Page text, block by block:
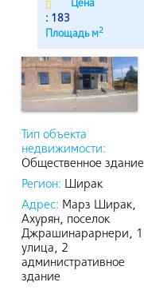
Цена
Площадь м2
: 183
Тип объекта
недвижимости:
Общественное здание
Регион: Ширак
Адрес: Марз Ширак,
Ахурян, поселок
Джрашинарарнери, 1
улица, 2
административное
здание